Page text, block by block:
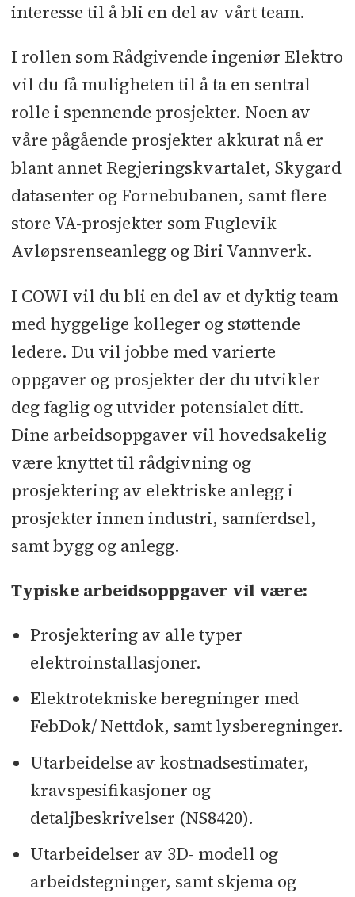
interesse til å bli en del av vårt team.
I rollen som Rådgivende ingeniør Elektro
vil du få muligheten til å ta en sentral
rolle i spennende prosjekter. Noen av
våre pågående prosjekter akkurat nå er
blant annet Regjeringskvartalet, Skygard
datasenter og Fornebubanen, samt flere
store VA-prosjekter som Fuglevik
Avløpsrenseanlegg og Biri Vannverk.
I COWI vil du bli en del av et dyktig team
med hyggelige kolleger og støttende
ledere. Du vil jobbe med varierte
oppgaver og prosjekter der du utvikler
deg faglig og utvider potensialet ditt.
Dine arbeidsoppgaver vil hovedsakelig
være knyttet til rådgivning og
prosjektering av elektriske anlegg i
prosjekter innen industri, samferdsel,
samt bygg og anlegg.
Typiske arbeidsoppgaver vil være:
Prosjektering av alle typer
elektroinstallasjoner.
Elektrotekniske beregninger med
FebDok/ Nettdok, samt lysberegninger.
Utarbeidelse av kostnadsestimater,
kravspesifikasjoner og
detaljbeskrivelser (NS8420).
Utarbeidelser av 3D- modell og
arbeidstegninger, samt skjema og